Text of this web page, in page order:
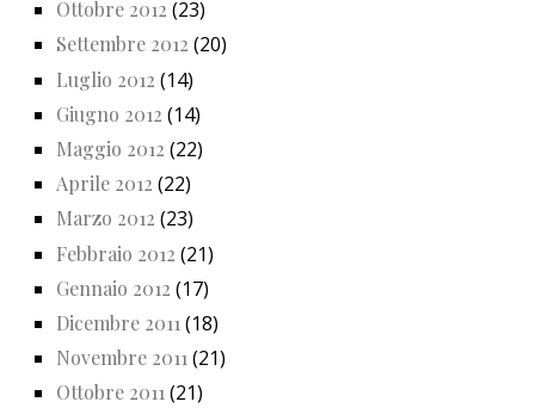
Ottobre 2012 (23)
Settembre 2012 (20)
Luglio 2012 (14)
Giugno 2012 (14)
Maggio 2012 (22)
Aprile 2012 (22)
Marzo 2012 (23)
Febbraio 2012 (21)
Gennaio 2012 (17)
Dicembre 2011 (18)
Novembre 2011 (21)
Ottobre 2011(21)